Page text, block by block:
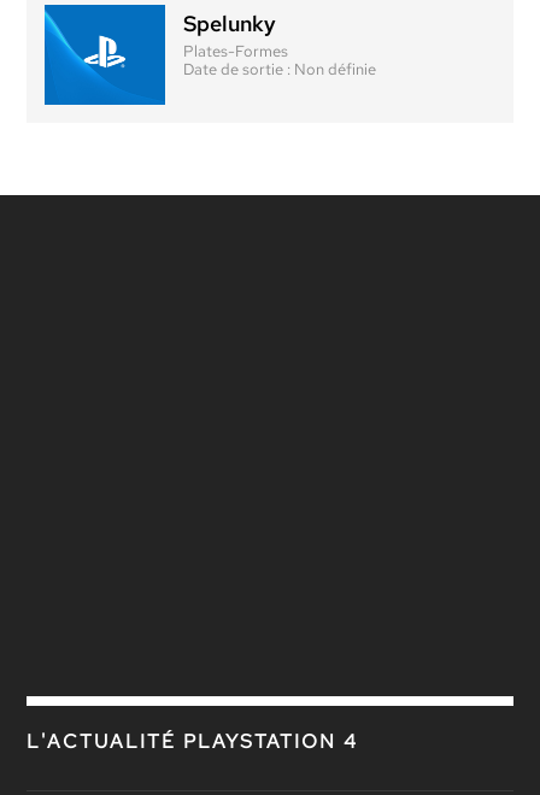
Spelunky
Plates-Formes
Date de sortie : Non définie
L'ACTUALITÉ PLAYSTATION 4